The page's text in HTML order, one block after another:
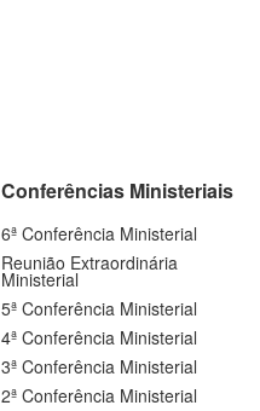
Conferências Ministeriais
6ª Conferência Ministerial
Reunião Extraordinária
Ministerial
5ª Conferência Ministerial
4ª Conferência Ministerial
3ª Conferência Ministerial
2ª Conferência Ministerial